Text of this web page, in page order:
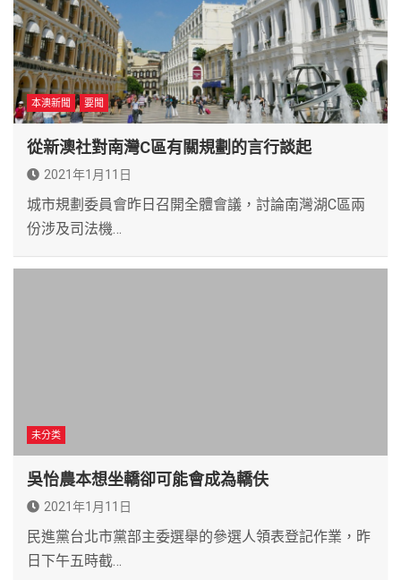
本澳新聞 要聞
從新澳社對南灣C區有關規劃的言行談起
2021年1月11日
城市規劃委員會昨日召開全體會議，討論南灣湖C區兩
份涉及司法機…
未分类
吳怡農本想坐轎卻可能會成為轎伕
2021年1月11日
民進黨台北市黨部主委選舉的參選人領表登記作業，昨
日下午五時截…